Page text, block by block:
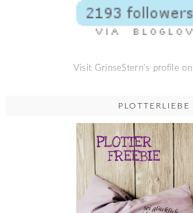
Visit GrinseStern's profile
PLOTTERLIEBE